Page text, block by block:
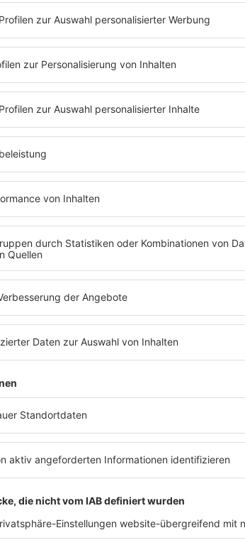
Darum lohnt
Attraktives
den besser
Höhe hängt
Notariat/
Dadurch ist
Vielfältige
Notariat an
von